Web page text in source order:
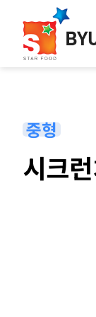
중형
시크